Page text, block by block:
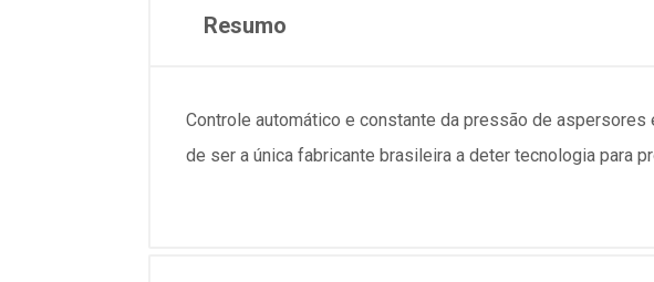
Resumo
Controle automático e constante da pressão de
de ser a única fabricante brasileira a deter tecnologia para